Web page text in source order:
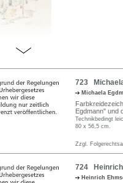
723
Michaela
Egdmann" und
Technikbedingt
80 x 56,5 cm.
Zzgl.
724 Heinrich
Heinrich